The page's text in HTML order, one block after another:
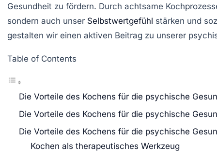
Gesundheit zu fördern. Durch achtsame
sondern auch unser Selbstwertgefühl stärken und
gestalten wir einen aktiven Beitrag zu unserer
Table of Contents
Die Vorteile des Kochens für die psychische
Die Vorteile des Kochens für die psychische
Die Vorteile des Kochens für die psychische
Kochen als therapeutisches Werkzeug